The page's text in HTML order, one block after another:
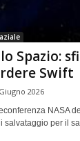
Spazio:
Swift
2026
NASA
per il